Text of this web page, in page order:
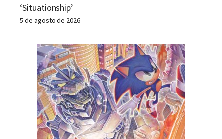
‘Situationship’
5 de agosto de 2026